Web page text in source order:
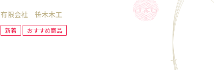
有限会社 笹木木工
新着 おすすめ商品